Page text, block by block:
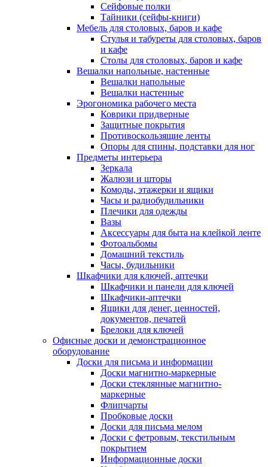
Сейфовые полки
Тайники (сейфы-книги)
Мебель для столовых, баров и кафе
Стулья и табуреты для столовых, баров
и кафе
Столы для столовых, баров и кафе
Вешалки напольные, настенные
Вешалки напольные
Вешалки настенные
Эрогономика рабочего места
Коврики придверные
Защитные покрытия
Противоскользящие ленты
Опоры для спины, подставки для ног
Предметы интерьера
Зеркала
Жалюзи и шторы
Комоды, этажерки и ящики
Часы и радиобудильники
Плечики для одежды
Вазы
Аксессуары для быта на клейкой ленте
Фотоальбомы
Домашний текстиль
Часы, будильники
Шкафчики для ключей, аптечки
Шкафчики и панели для ключей
Шкафчики-аптечки
Ящики для денег, ценностей,
документов, печатей
Брелоки для ключей
Офисные доски и демонстрационное
оборудование
Доски для письма и информации
Доски магнитно-маркерные
Доски стеклянные магнитно-
маркерные
Флипчарты
Пробковые доски
Доски для письма мелом
Доски с фетровым, текстильным
покрытием
Информационные доски